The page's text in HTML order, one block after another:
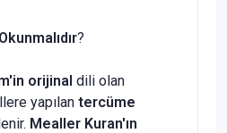
?
orijinal dili olan
yapılan tercüme
Mealler Kuran'ın